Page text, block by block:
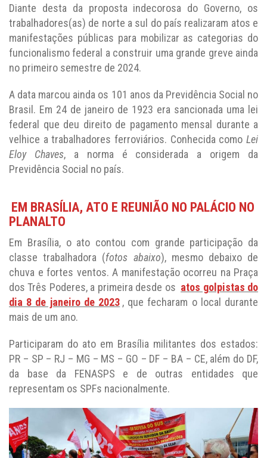
trabalhadores(as) de norte a sul do país realizaram atos e
manifestações públicas para mobilizar as categorias do
funcionalismo federal a construir uma grande greve ainda
no primeiro semestre de 2024.
Brasil. Em 24 de janeiro de 1923 era sancionada uma lei
federal que deu direito de pagamento mensal durante a
velhice a trabalhadores ferroviários. Conhecida comoLei
Eloy Chaves, a norma é considerada a origem da
Previdência Social no país.
PLANALTO
Em Brasília, o ato contou com grande participação da
classe trabalhadora (fotos abaixo), mesmo debaixo de
chuva e fortes ventos. A manifestação ocorreu na Praça
dos Três Poderes, a primeira desde os atos golpistas do
dia 8 de janeiro de 2023 , que fecharam o local durante
mais de um ano.
PR – SP – RJ – MG – MS – GO – DF – BA – CE, além do DF,
da base da FENASPS e de outras entidades que
representam os SPFs nacionalmente.